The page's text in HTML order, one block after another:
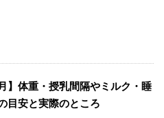
】体重・授乳間隔やミルク・睡
目安と実際のところ